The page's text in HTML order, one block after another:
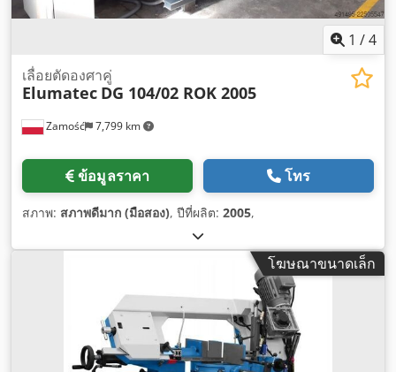
1 /4
Zamość 7,799 km
เลื่อยตัดองศาคู่
Elumatec DG 104/02 ROK 2005
ข้อมูลราคา โทร
สภาพ: สภาพดีมาก (มือสอง), ปีที่ผลิต: 2005,
โฆษณาขนาดเล็ก